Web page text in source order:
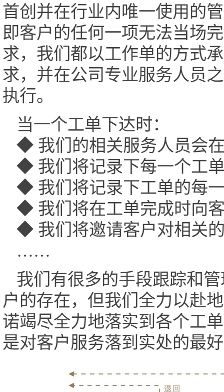
首创并在行业内唯一使用的
即客户的任何一项无法当场
求，我们都以工作单的方式
求，并在公司专业服务人员
执行。
当一个工单下达时：
◆ 我们的相关服务人员会
◆ 我们将记录下每一个工
◆ 我们将记录下工单的每
◆ 我们将在工单完成时向
◆ 我们将邀请客户对相关
……
我们有很多的手段跟踪和
户的存在，但我们全力以赴
诺竭尽全力地落实到各个工
是对客户服务落到实处的最